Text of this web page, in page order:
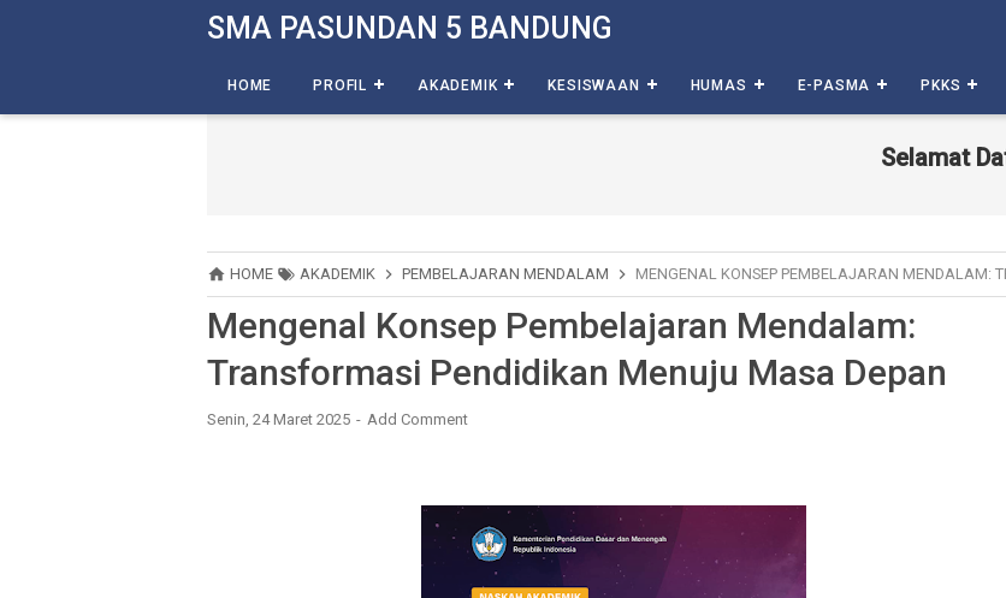
SMA PASUNDAN 5 BANDUNG
HOME PROFIL AKADEMIK KESISWAAN HUMAS E-PASMA PKKS
Selamat Datang
HOME AKADEMIK PEMBELAJARAN MENDALAM MENGENAL KONSEP PEMBELAJARAN MENDALAM:
Mengenal Konsep Pembelajaran Mendalam:
Transformasi Pendidikan Menuju Masa Depan
Senin, 24 Maret 2025 Add Comment